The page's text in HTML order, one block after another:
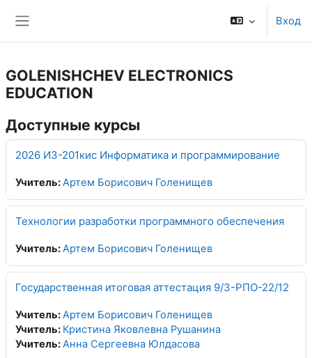
Вход
GOLENISHCHEV ELECTRONICS
EDUCATION
Доступные курсы
2026 ИЗ-201кис Информатика и программирование
Учитель:Артем Борисович Голенищев
Технологии разработки программного обеспечения
Учитель:Артем Борисович Голенищев
Государственная итоговая аттестация 9/3-РПО-22/12
Учитель:Артем Борисович Голенищев
Учитель: Кристина Яковлевна Рушанина
Учитель:Анна Сергеевна Юлдасова